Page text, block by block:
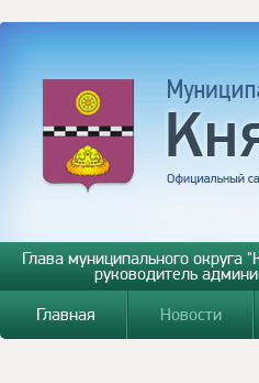
Глава муниципального округа
руководитель
Главная
Новости